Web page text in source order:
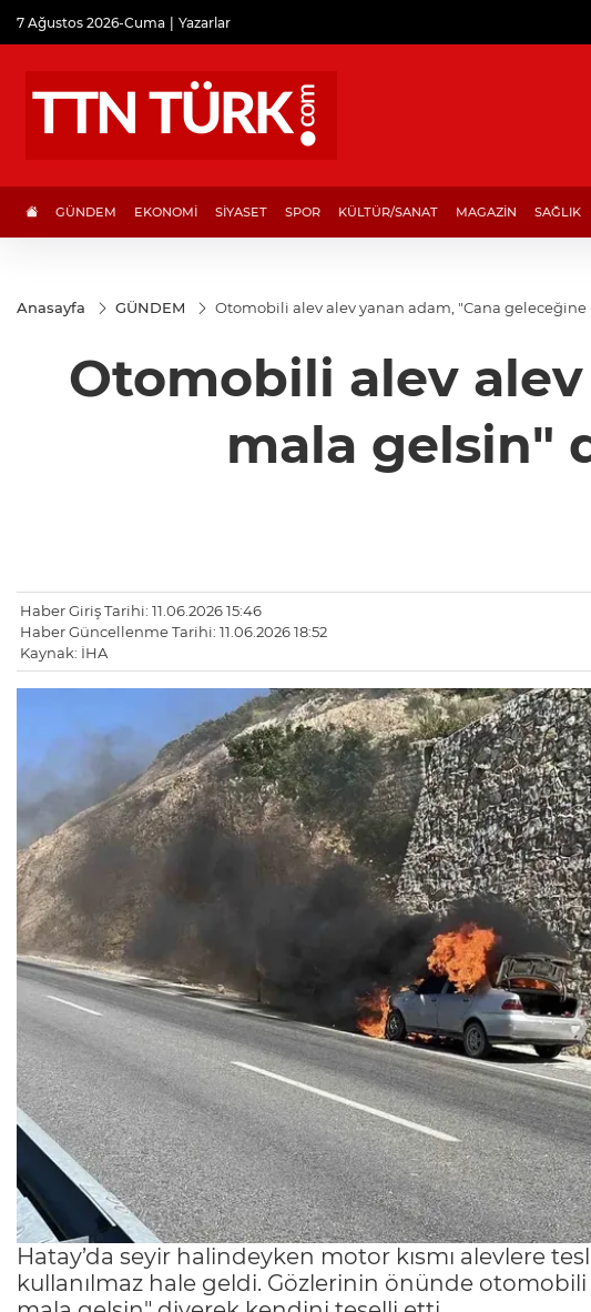
7 Ağustos 2026-Cuma Yazarlar
GÜNDEM EKONOMİ SİYASET SPOR KÜLTÜR/SANAT MAGAZİN SAĞLIK
Anasayfa GÜNDEM Otomobili alev alev yanan adam, "Cana
Otomobili alev
mala gelsin"
Haber Giriş Tarihi: 11.06.2026 15:46
Haber Güncellenme Tarihi: 11.06.2026 18:52
Kaynak: İHA
Hatay’da seyir halindeyken motor kısmı alevlere
kullanılmaz hale geldi. Gözlerinin önünde